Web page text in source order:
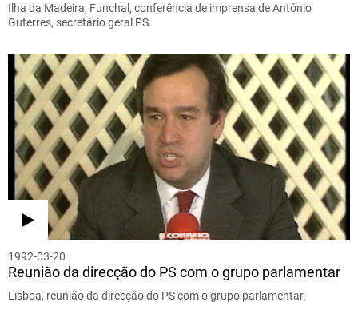
Ilha da Madeira, Funchal, conferência de imprensa de António
Guterres, secretário geral PS.
1992-03-20
Reunião da direcção do PS com o grupo parlamentar
Lisboa, reunião da direcção do PS com o grupo parlamentar.